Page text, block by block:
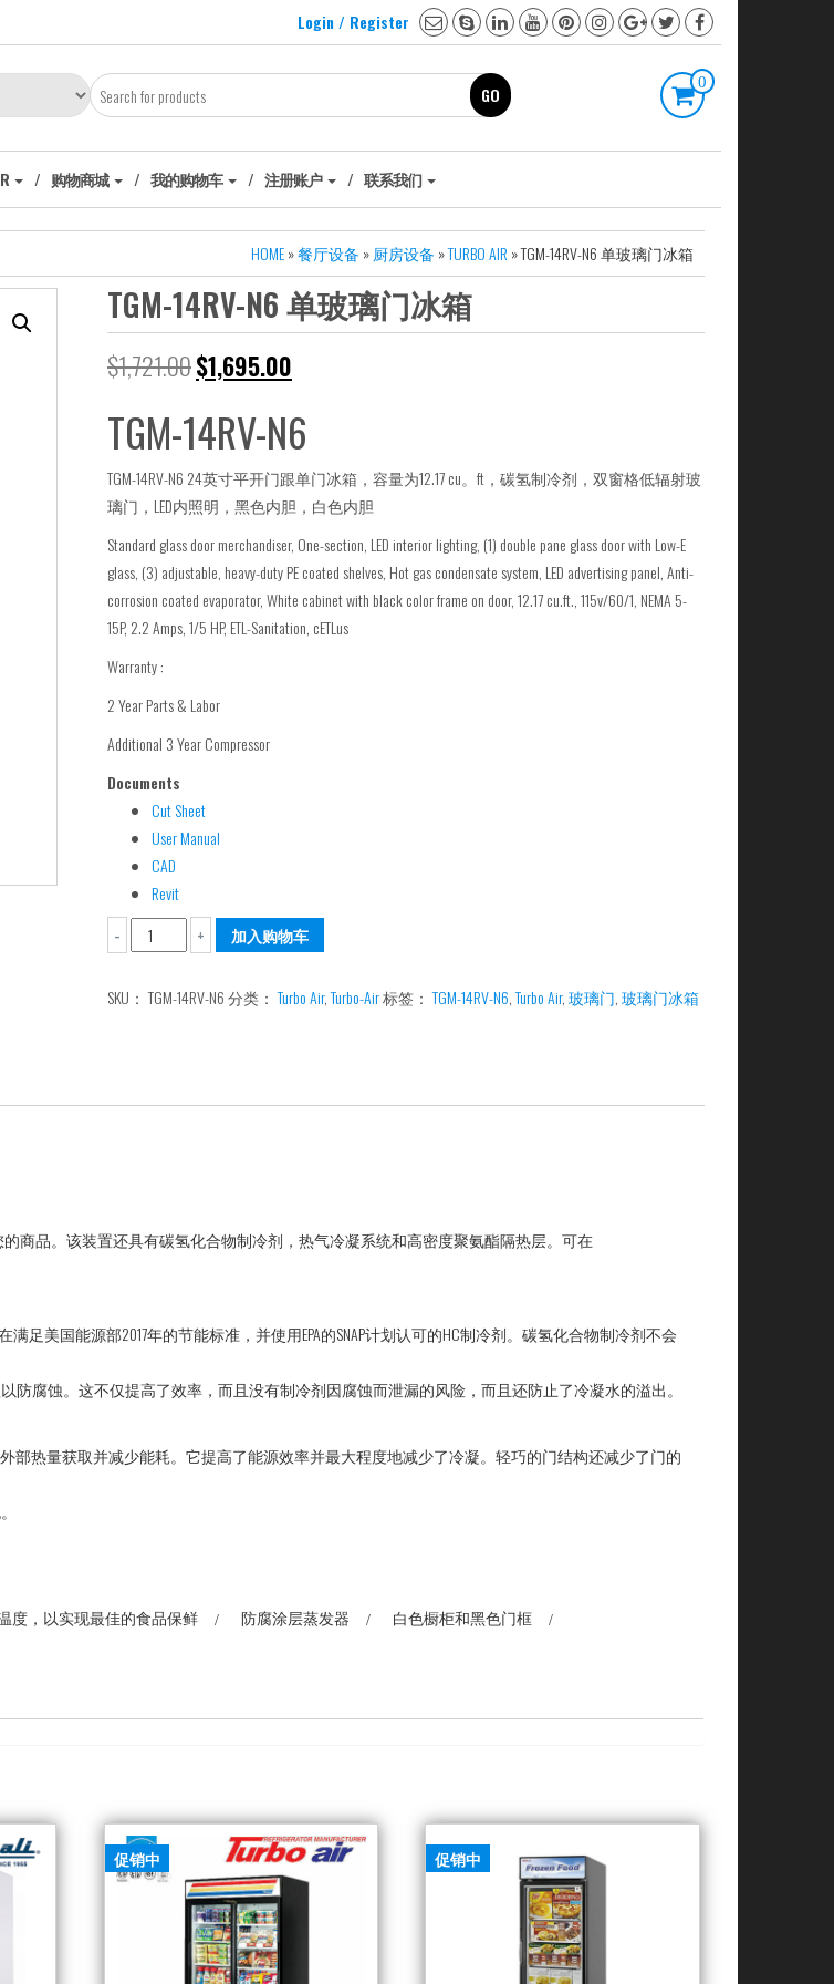
Login / Register
0
GO
购物商城 我的购物车 注册账户 联系我们
HOME»餐厅设备 » 厨房设备 »TURBO AIR » TGM-14RV-N6 单玻璃门冰箱
TGM-14RV-N6 单玻璃门冰箱
$1,721.00$1,695.00
TGM-14RV-N6
TGM-14RV-N6 24英寸平开门跟单门冰箱，容量为12.17 cu。ft，碳氢制冷剂，双窗格低辐射玻
璃门，LED内照明，黑色内胆，白色内胆
Standard glass door merchandiser, One-section, LED interior lighting, (1) double pane glass door with Low-E
glass, (3) adjustable, heavy-duty PE coated shelves, Hot gas condensate system, LED advertising panel, Anti-
corrosion coated evaporator, White cabinet with black color frame on door, 12.17 cu.ft., 115v/60/1, NEMA 5-
15P, 2.2 Amps, 1/5 HP, ETL-Sanitation, cETLus
Warranty :
2 Year Parts & Labor
Additional 3 Year Compressor
Documents
Cut Sheet
User Manual
CAD
Revit
-
TGM-
14RV-
+ 加入购物车
SKU：TGM-14RV-N6分类：Turbo Air,Turbo-Air标签：TGM-14RV-N6,Turbo Air,玻璃门,玻璃门冰箱
的商品。该装置还具有碳氢化合物制冷剂，热气冷凝系统和高密度聚氨酯隔热层。 可在
足美国能源部2017年的节能标准，并使用EPA的SNAP计划认可的HC制冷剂。碳氢化合物制冷剂不会
防腐蚀。这不仅提高了效率，而且没有制冷剂因腐蚀而泄漏的风险，而且还防止了冷凝水的溢出。
部热量获取并减少能耗。它提高了能源效率并最大程度地减少了冷凝。轻巧的门结构还减少了门的
度，以实现最佳的食品保鲜 防腐涂层蒸发器 白色橱柜和黑色门框
促销中 促销中